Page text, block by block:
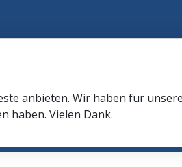
anbieten. Wir haben für
haben. Vielen Dank.